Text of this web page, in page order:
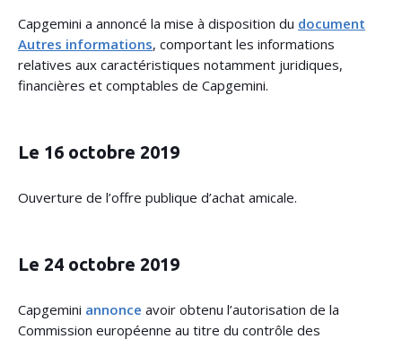
Capgemini a annoncé la mise à disposition du document
Autres informations, comportant les informations
relatives aux caractéristiques notamment juridiques,
financières et comptables de Capgemini.
Le 16 octobre 2019
Ouverture de l’offre publique d’achat amicale.
Le 24 octobre 2019
Capgemini annonce avoir obtenu l’autorisation de la
Commission européenne au titre du contrôle des